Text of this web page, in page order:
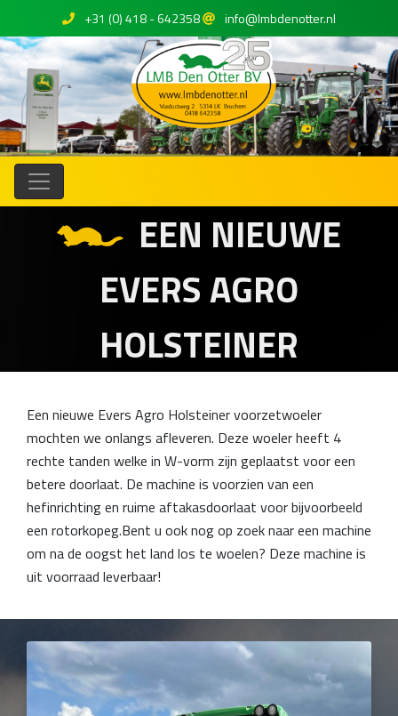
+31 (0) 418 - 642358 info@lmbdenotter.nl
EEN NIEUWE
EVERS AGRO
HOLSTEINER
Een nieuwe Evers Agro Holsteiner voorzetwoeler
mochten we onlangs afleveren. Deze woeler heeft 4
rechte tanden welke in W-vorm zijn geplaatst voor een
betere doorlaat. De machine is voorzien van een
hefinrichting en ruime aftakasdoorlaat voor bijvoorbeeld
een rotorkopeg.Bent u ook nog op zoek naar een machine
om na de oogst het land los te woelen? Deze machine is
uit voorraad leverbaar!